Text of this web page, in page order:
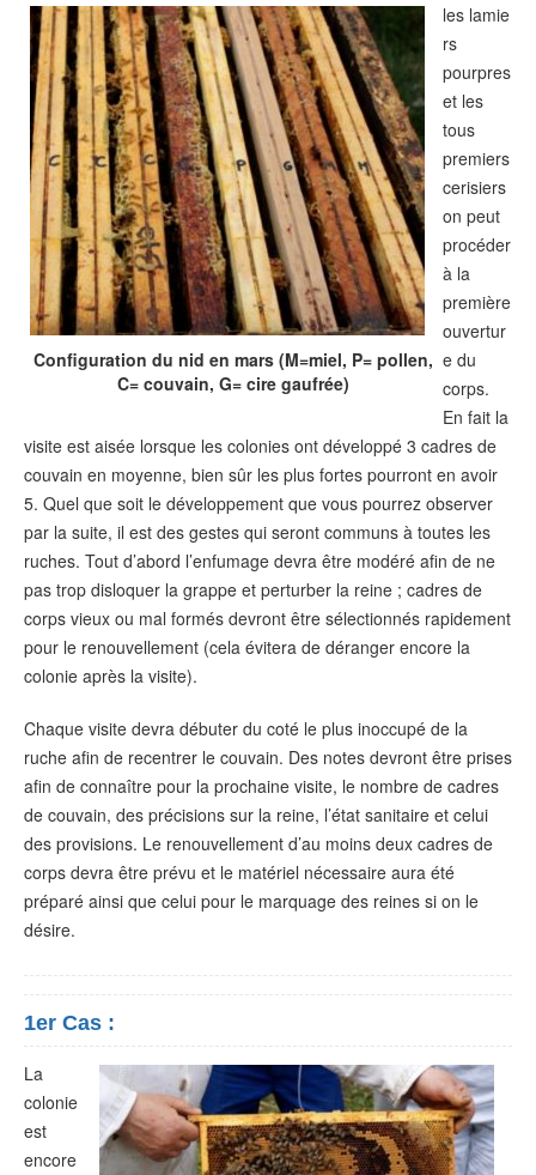
Configuration du nid en mars (M=miel, P= pollen,
C= couvain, G= cire gaufrée)
les lamie
rs
pourpres
et les
tous
premiers
cerisiers
on peut
procéder
à la
première
ouvertur
e du
corps.
En fait la
visite est aisée lorsque les colonies ont développé 3 cadres de
couvain en moyenne, bien sûr les plus fortes pourront en avoir
5. Quel que soit le développement que vous pourrez observer
par la suite, il est des gestes qui seront communs à toutes les
ruches. Tout d’abord l’enfumage devra être modéré afin de ne
pas trop disloquer la grappe et perturber la reine ; cadres de
corps vieux ou mal formés devront être sélectionnés rapidement
pour le renouvellement (cela évitera de déranger encore la
colonie après la visite).
Chaque visite devra débuter du coté le plus inoccupé de la
ruche afin de recentrer le couvain. Des notes devront être prises
afin de connaître pour la prochaine visite, le nombre de cadres
de couvain, des précisions sur la reine, l’état sanitaire et celui
des provisions. Le renouvellement d’au moins deux cadres de
corps devra être prévu et le matériel nécessaire aura été
préparé ainsi que celui pour le marquage des reines si on le
désire.
1er Cas :
La
colonie
est
encore